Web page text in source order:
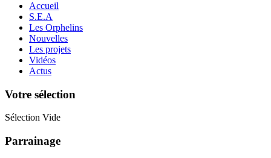
Accueil
S.E.A
Les Orphelins
Nouvelles
Les projets
Vidéos
Actus
Votre sélection
Sélection Vide
Parrainage